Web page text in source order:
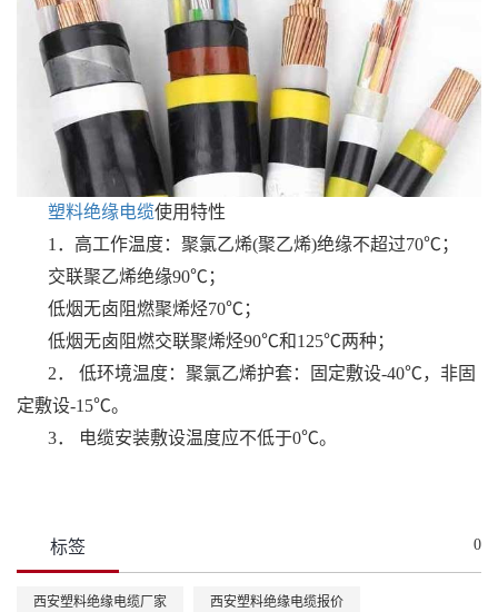
塑料绝缘电缆使用特性
1．高工作温度：聚氯乙烯(聚乙烯)绝缘不超过70℃；
交联聚乙烯绝缘90℃；
低烟无卤阻燃聚烯烃70℃；
低烟无卤阻燃交联聚烯烃90℃和125℃两种；
2． 低环境温度：聚氯乙烯护套：固定敷设-40℃，非固
定敷设-15℃。
3． 电缆安装敷设温度应不低于0℃。
标签 0
西安塑料绝缘电缆厂家
西安塑料绝缘电缆报价